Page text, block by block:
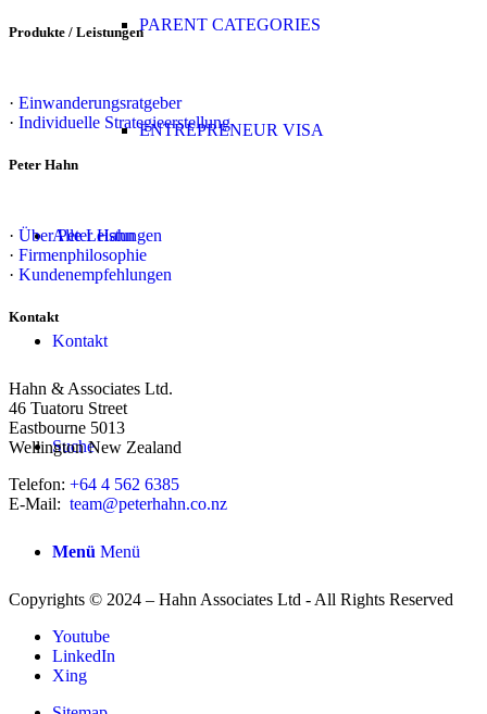
PARENT CATEGORIES
ENTREPRENEUR VISA
Alle Leistungen
Kontakt
Suche
Menü Menü
Produkte / Leistungen
· Einwanderungsratgeber
· Individuelle Strategieerstellung
Peter Hahn
· Über Peter Hahn
· Firmenphilosophie
· Kundenempfehlungen
Kontakt
Hahn & Associates Ltd.
46 Tuatoru Street
Eastbourne 5013
Wellington New Zealand
Telefon: +64 4 562 6385
E-Mail: team@peterhahn.co.nz
Copyrights © 2024 – Hahn Associates Ltd - All Rights Reserved
Youtube
LinkedIn
Xing